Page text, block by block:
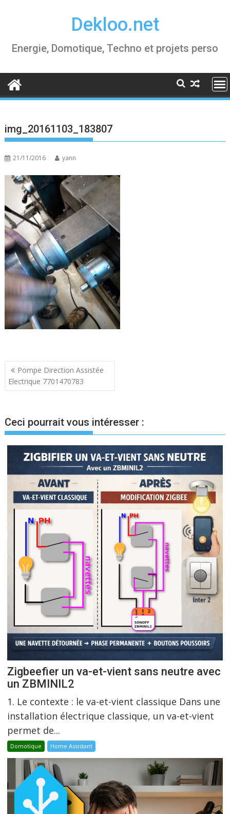
Dekloo.net
Energie, Domotique, Techno et projets perso
img_20161103_183807
21/11/2016 yann
Navigation
de
Pompe Direction Assistée
Electrique 7701470783
Ceci pourrait vous intéresser :
Zigbeefier un va-et-vient sans neutre avec
un ZBMINIL2
1. Le contexte : le va-et-vient classique Dans une
installation électrique classique, un va-et-vient
permet de...
Domotique Home Assistant